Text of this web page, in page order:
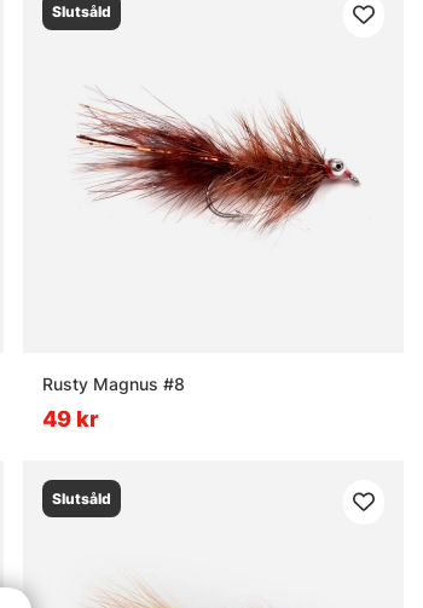
Slutsåld
Rusty Magnus #8
49 kr
Slutsåld